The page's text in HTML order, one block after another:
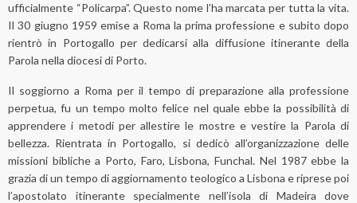
ufficialmente “Policarpa”. Questo nome l’ha marcata per tutta la vita.
Il 30 giugno 1959 emise a Roma la prima professione e subito dopo
rientrò in Portogallo per dedicarsi alla diffusione itinerante della
Parola nella diocesi di Porto.
Il soggiorno a Roma per il tempo di preparazione alla professione
perpetua, fu un tempo molto felice nel quale ebbe la possibilità di
apprendere i metodi per allestire le mostre e vestire la Parola di
bellezza. Rientrata in Portogallo, si dedicò all’organizzazione delle
missioni bibliche a Porto, Faro, Lisbona, Funchal. Nel 1987 ebbe la
grazia di un tempo di aggiornamento teologico a Lisbona e riprese poi
l’apostolato itinerante specialmente nell’isola di Madeira dove